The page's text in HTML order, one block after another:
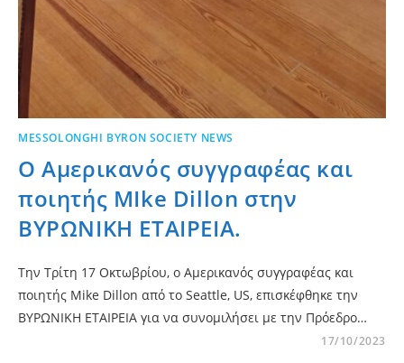
MESSOLONGHI BYRON SOCIETY NEWS
Ο Αμερικανός συγγραφέας και
ποιητής MIke Dillon στην
ΒΥΡΩΝΙΚΗ ΕΤΑΙΡΕΙΑ.
Την Τρίτη 17 Οκτωβρίου, ο Αμερικανός συγγραφέας και
ποιητής Mike Dillon από το Seattle, US, επισκέφθηκε την
ΒΥΡΩΝΙΚΗ ΕΤΑΙΡΕΙΑ για να συνομιλήσει με την Πρόεδρο…
17/10/2023